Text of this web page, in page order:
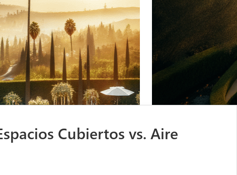
Cubiertos vs. Aire